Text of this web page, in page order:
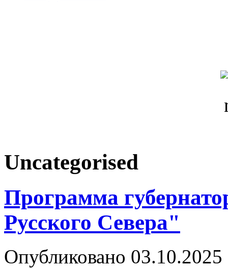
Uncategorised
Программа
Русского Севера"
Опубликовано